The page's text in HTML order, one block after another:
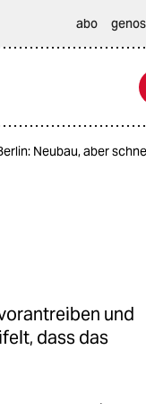
abo
Neubau, aber
und
dass das